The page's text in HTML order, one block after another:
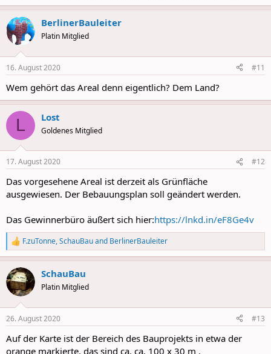
BerlinerBauleiter
Platin Mitglied
16. August 2020 #11
Wem gehört das Areal denn eigentlich? Dem Land?
L Lost
Goldenes Mitglied
17. August 2020 #12
Das vorgesehene Areal ist derzeit als Grünfläche
ausgewiesen. Der Bebauungsplan soll geändert werden.
Das Gewinnerbüro äußert sich hier:https://lnkd.in/eF8Ge4v
R
e
a
c
t
i
s
F.zuTonne,SchauBauand BerlinerBauleiter
SchauBau
Platin Mitglied
26. August 2020 #13
Auf der Karte ist der Bereich des Bauprojekts in etwa der
orange markierte, das sind ca. ca. 100 x 30 m .